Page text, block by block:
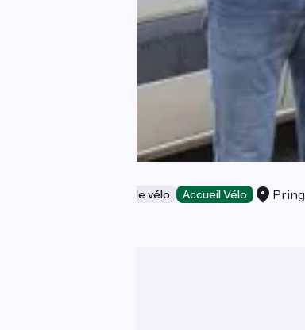
Loueurs/réparateurs de vélo Accueil Vélo